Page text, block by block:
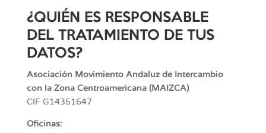
¿QUIÉN ES RESPONSABLE
DEL TRATAMIENTO DE TUS
DATOS?
Asociación Movimiento Andaluz de Intercambio
con la Zona Centroamericana (MAIZCA)
CIF G14351647
Oficinas: